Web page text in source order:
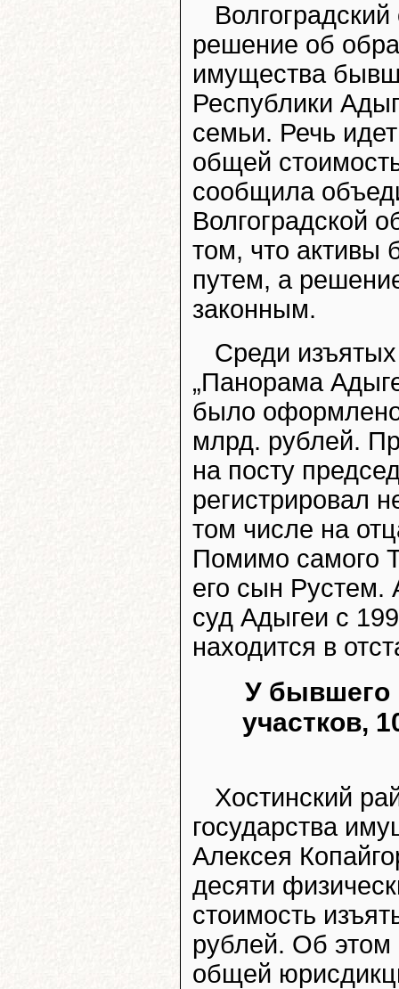
решение об
имущества
Республики
семьи. Речь
общей
сообщила
Волгоградской
том, что активы
путем, а
законным.
Среди
„Панорама
было
млрд. рублей.
на посту
регистрировал
том числе на
Помимо самого
его сын Рустем.
суд Адыгеи с
находится в
У бывшего
участков,
Хостинский
государства
Алексея
десяти
стоимость
рублей. Об
общей